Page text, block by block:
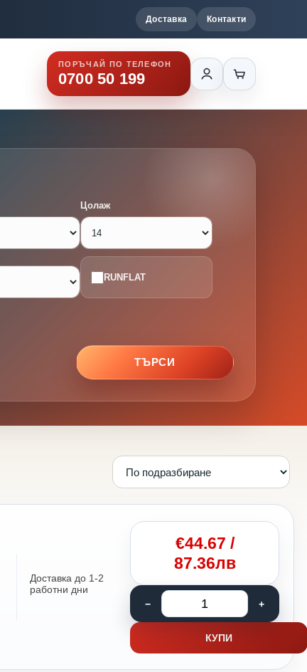
Доставка Контакти
ПОРЪЧАЙ ПО ТЕЛЕФОН
0700 50 199
Цолаж
RUNFLAT
ТЪРСИ
Доставка до 1-2
работни дни
€44.67 /
87.36лв
КУПИ